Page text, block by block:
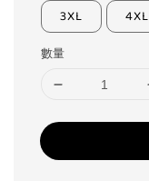
3XL 4XL
數量